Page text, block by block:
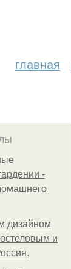
главная
-
дизайном
и